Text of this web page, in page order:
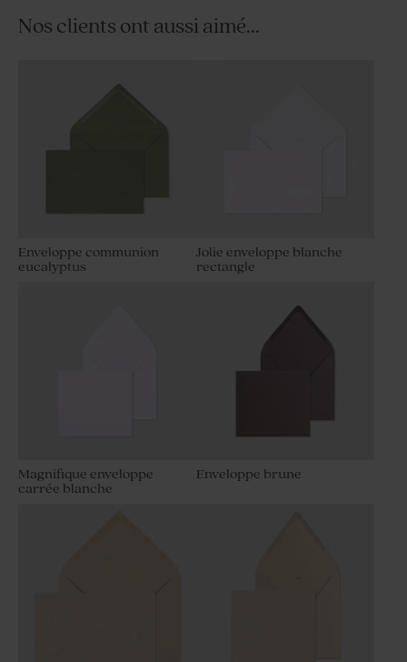
Nos clients ont aussi aimé...
Enveloppe communion
eucalyptus
Jolie enveloppe blanche
rectangle
Magnifique enveloppe
carrée blanche
Enveloppe brune